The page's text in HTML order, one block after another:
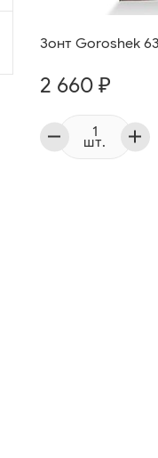
Зонт Goroshek
2 660 ₽
шт.